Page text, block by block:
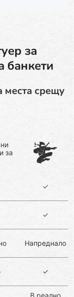
за
банкети
места срещу
за
✓
✓
Напреднало
✓